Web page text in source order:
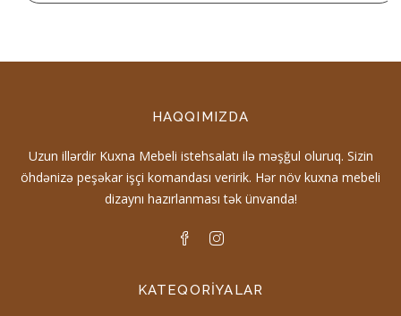
HAQQIMIZDA
Uzun illərdir Kuxna Mebeli istehsalatı ilə məşğul oluruq. Sizin
öhdənizə peşəkar işçi komandası veririk. Hər növ kuxna mebeli
dizaynı hazırlanması tək ünvanda!
KATEQORIYALAR